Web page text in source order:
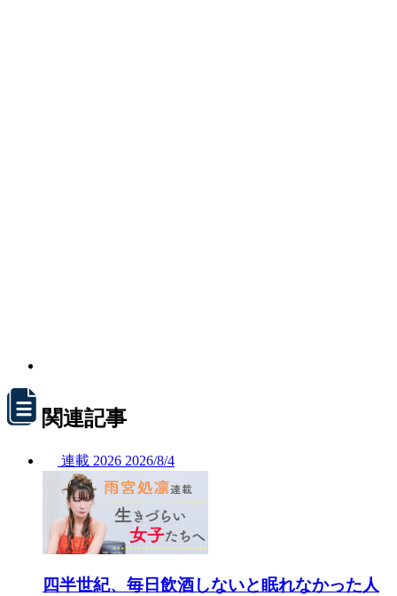
関連記事
連載 2026 2026/8/4
四半世紀、毎日飲酒しないと眠れなかった人